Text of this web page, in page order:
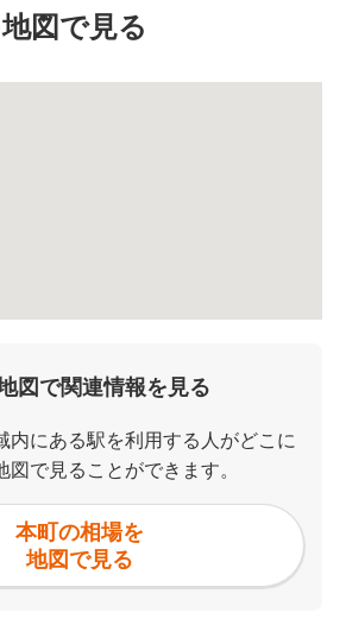
図で見る
図で関連情報を見る
内にある駅を利用する人がどこに
で見ることができます。
本町の相場を
地図で見る